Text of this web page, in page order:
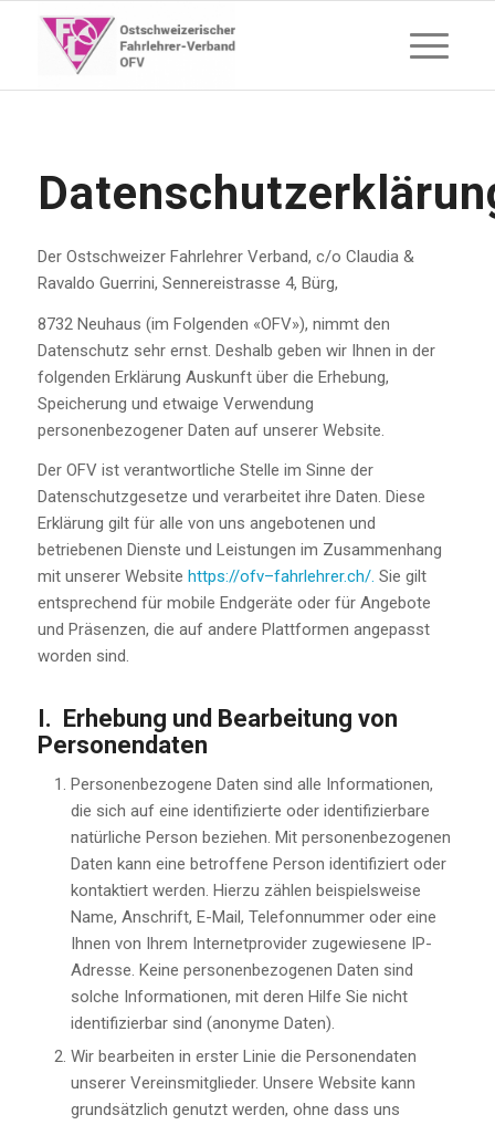
Der Ostschweizer Fahrlehrer Verband, c/o Claudia &
Ravaldo Guerrini, Sennereistrasse 4, Bürg,
8732 Neuhaus (im Folgenden «OFV»), nimmt den
Datenschutz sehr ernst. Deshalb geben wir Ihnen in der
folgenden Erklärung Auskunft über die Erhebung,
Speicherung und etwaige Verwendung
personenbezogener Daten auf unserer Website.
Der OFV ist verantwortliche Stelle im Sinne der
Datenschutzgesetze und verarbeitet ihre Daten. Diese
Erklärung gilt für alle von uns angebotenen und
betriebenen Dienste und Leistungen im Zusammenhang
mit unserer Website https://ofv–fahrlehrer.ch/. Sie gilt
entsprechend für mobile Endgeräte oder für Angebote
und Präsenzen, die auf andere Plattformen angepasst
worden sind.
I. Erhebung und Bearbeitung von
Personendaten
Personenbezogene Daten sind alle Informationen,
die sich auf eine identifizierte oder identifizierbare
natürliche Person beziehen. Mit personenbezogenen
Daten kann eine betroffene Person identifiziert oder
kontaktiert werden. Hierzu zählen beispielsweise
Name, Anschrift, E-Mail, Telefonnummer oder eine
Ihnen von Ihrem Internetprovider zugewiesene IP-
Adresse. Keine personenbezogenen Daten sind
solche Informationen, mit deren Hilfe Sie nicht
identifizierbar sind (anonyme Daten).
Wir bearbeiten in erster Linie die Personendaten
unserer Vereinsmitglieder. Unsere Website kann
grundsätzlich genutzt werden, ohne dass uns